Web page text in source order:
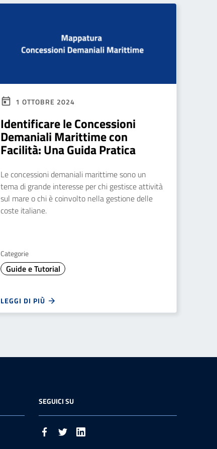
1 OTTOBRE 2024
Identificare le Concessioni
Demaniali Marittime con
Facilità: Una Guida Pratica
Le concessioni demaniali marittime sono un
tema di grande interesse per chi gestisce attività
sul mare o chi è coinvolto nella gestione delle
coste italiane.
Categorie
Guide e Tutorial
LEGGI DI PIÙ
SEGUICI SU